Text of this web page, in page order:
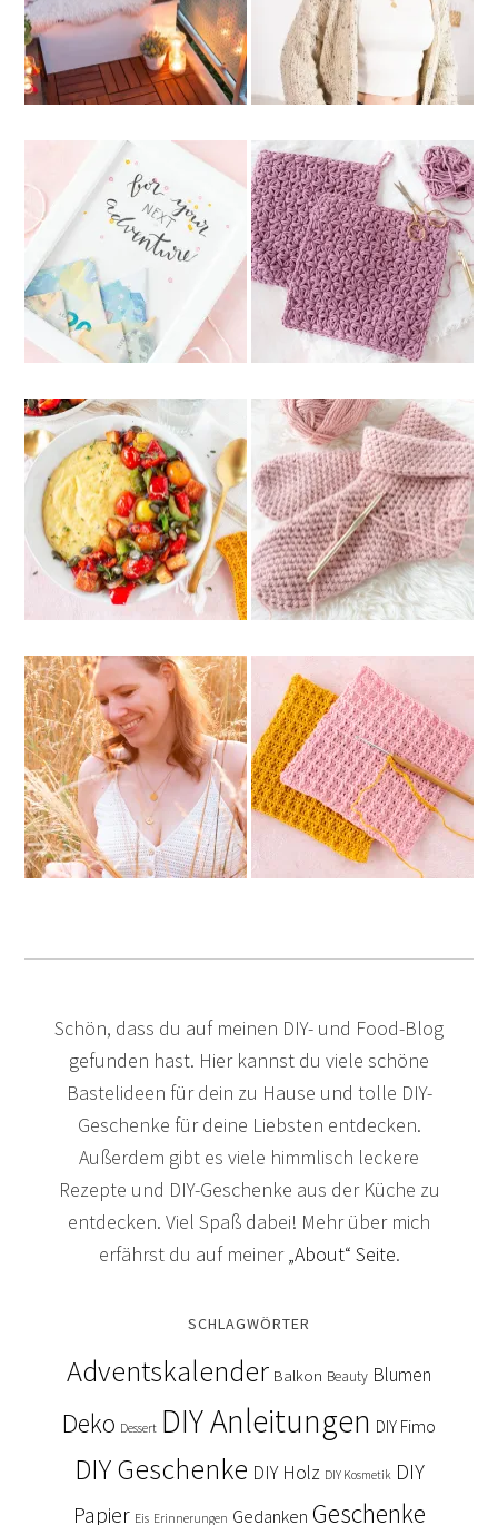
Schön, dass du auf meinen DIY- und Food-Blog
gefunden hast. Hier kannst du viele schöne
Bastelideen für dein zu Hause und tolle DIY-
Geschenke für deine Liebsten entdecken.
Außerdem gibt es viele himmlisch leckere
Rezepte und DIY-Geschenke aus der Küche zu
entdecken. Viel Spaß dabei! Mehr über mich
erfährst du auf meiner„About“ Seite.
SCHLAGWÖRTER
Adventskalender Balkon Beauty Blumen
Deko Dessert DIY Anleitungen DIY Fimo
DIY Geschenke DIY Holz DIY Kosmetik DIY
Papier Eis Erinnerungen Gedanken Geschenke